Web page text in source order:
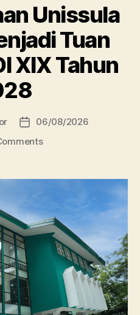
Unissula
Tuan
XIX Tahun
Post
date
06/08/2026
on
Terpilih
Rumah
KPDI
XIX
Tahun
2028